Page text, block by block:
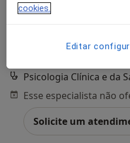
Morada 1
Psicologia Clínica e da
Solicite um
cookies.
Editar